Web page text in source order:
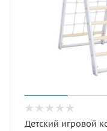
Детский игровой